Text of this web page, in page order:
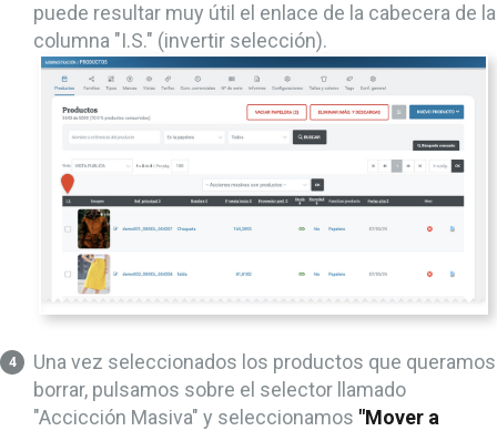
puede resultar muy útil el enlace de la cabecera de la
columna "I.S." (invertir selección).
Una vez seleccionados los productos que queramos
borrar, pulsamos sobre el selector llamado
"Accicción Masiva" y seleccionamos "Mover a